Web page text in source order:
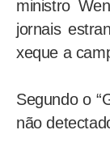
ministro
jornais
xeque a
Segundo o
não